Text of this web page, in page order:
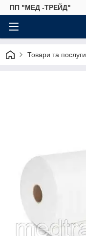
ПП "МЕД -ТРЕЙД"
Товари та послуги